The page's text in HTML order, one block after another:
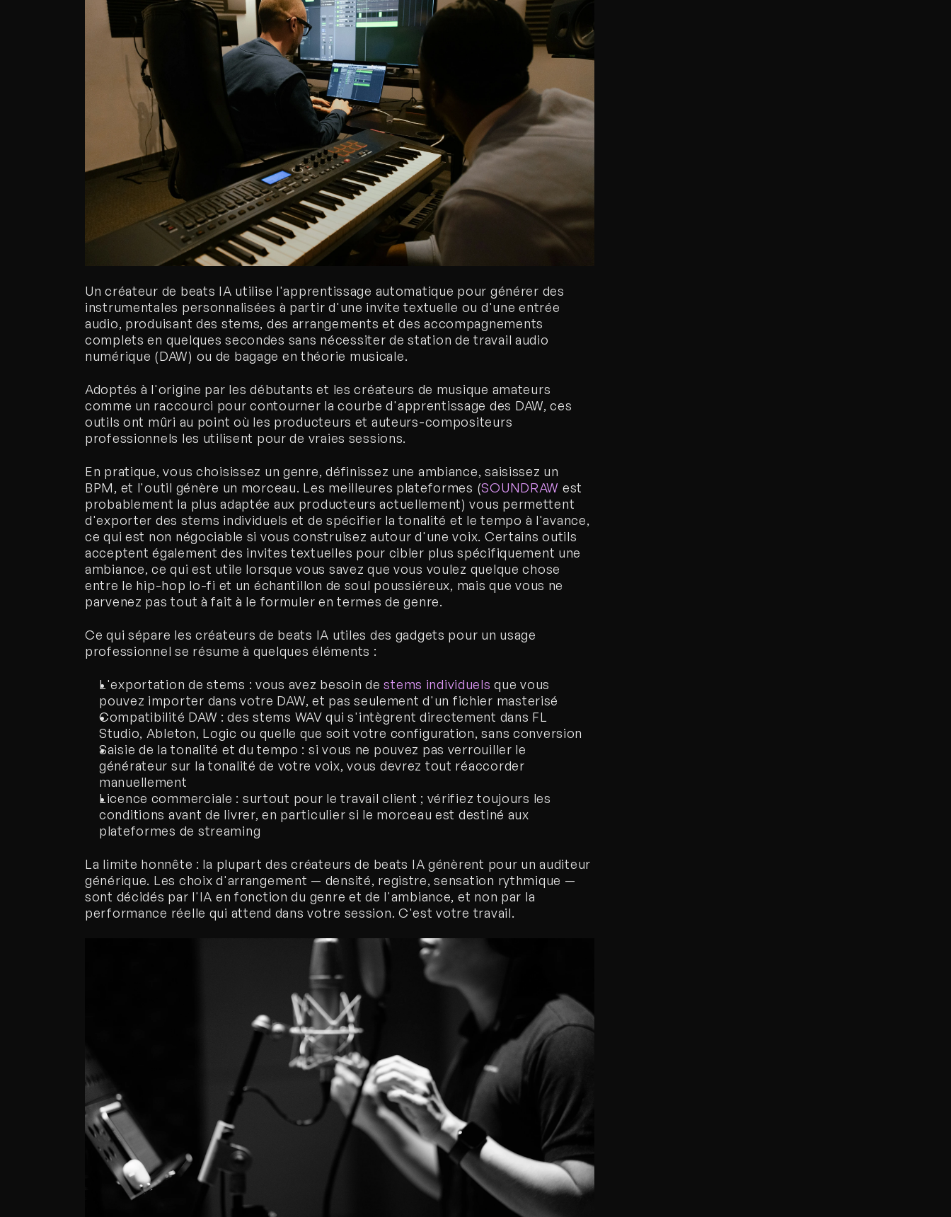
Un créateur de beats IA utilise l'apprentissage automatique pour générer des
instrumentales personnalisées à partir d'une invite textuelle ou d'une entrée
audio, produisant des stems, des arrangements et des accompagnements
complets en quelques secondes sans nécessiter de station de travail audio
numérique (DAW) ou de bagage en théorie musicale.
Adoptés à l'origine par les débutants et les créateurs de musique amateurs
comme un raccourci pour contourner la courbe d'apprentissage des DAW, ces
outils ont mûri au point où les producteurs et auteurs-compositeurs
professionnels les utilisent pour de vraies sessions.
En pratique, vous choisissez un genre, définissez une ambiance, saisissez un
BPM, et l'outil génère un morceau. Les meilleures plateformes (SOUNDRAW est
probablement la plus adaptée aux producteurs actuellement) vous permettent
d'exporter des stems individuels et de spécifier la tonalité et le tempo à l'avance,
ce qui est non négociable si vous construisez autour d'une voix. Certains outils
acceptent également des invites textuelles pour cibler plus spécifiquement une
ambiance, ce qui est utile lorsque vous savez que vous voulez quelque chose
entre le hip-hop lo-fi et un échantillon de soul poussiéreux, mais que vous ne
parvenez pas tout à fait à le formuler en termes de genre.
Ce qui sépare les créateurs de beats IA utiles des gadgets pour un usage
professionnel se résume à quelques éléments :
L'exportation de stems : vous avez besoin de stems individuels que vous
pouvez importer dans votre DAW, et pas seulement d'un fichier masterisé
Compatibilité DAW : des stems WAV qui s'intègrent directement dans FL
Studio, Ableton, Logic ou quelle que soit votre configuration, sans conversion
Saisie de la tonalité et du tempo : si vous ne pouvez pas verrouiller le
générateur sur la tonalité de votre voix, vous devrez tout réaccorder
manuellement
Licence commerciale : surtout pour le travail client ; vérifiez toujours les
conditions avant de livrer, en particulier si le morceau est destiné aux
plateformes de streaming
La limite honnête : la plupart des créateurs de beats IA génèrent pour un auditeur
générique. Les choix d'arrangement — densité, registre, sensation rythmique —
sont décidés par l'IA en fonction du genre et de l'ambiance, et non par la
performance réelle qui attend dans votre session. C'est votre travail.